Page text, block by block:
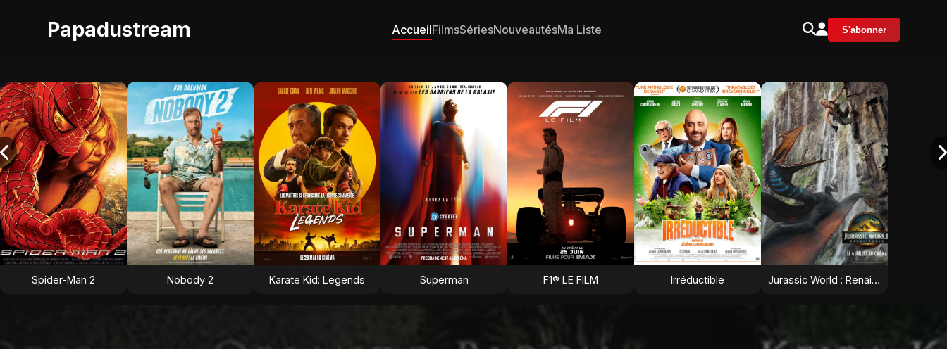
Papadustream AccueilFilmsSériesNouveautésMa Liste S'abonner
Spider-Man 2 Nobody 2 Karate Kid: Legends Superman F1® LE FILM Irréductible Jurassic World : Renaissance